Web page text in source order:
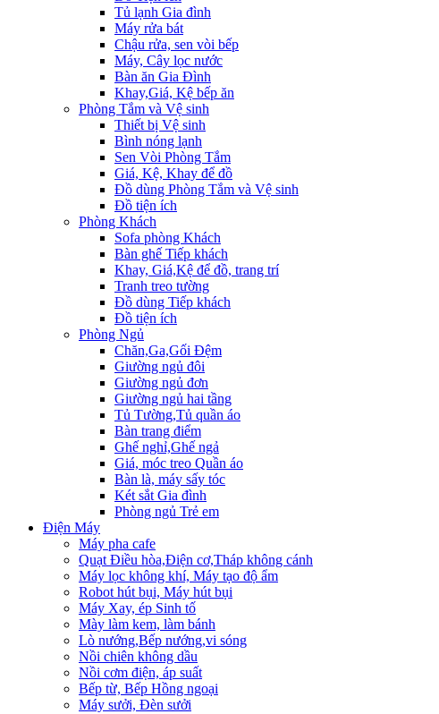
Tủ lạnh Gia đình
Máy rửa bát
Chậu rửa, sen vòi bếp
Máy, Cây lọc nước
Bàn ăn Gia Đình
Khay,Giá, Kệ bếp ăn
Phòng Tắm và Vệ sinh
Thiết bị Vệ sinh
Bình nóng lạnh
Sen Vòi Phòng Tắm
Giá, Kệ, Khay để đồ
Đồ dùng Phòng Tắm và Vệ sinh
Đồ tiện ích
Phòng Khách
Sofa phòng Khách
Bàn ghế Tiếp khách
Khay, Giá,Kệ để đồ, trang trí
Tranh treo tường
Đồ dùng Tiếp khách
Đồ tiện ích
Phòng Ngủ
Chăn,Ga,Gối Đệm
Giường ngủ đôi
Giường ngủ đơn
Giường ngủ hai tầng
Tủ Tường,Tủ quần áo
Bàn trang điểm
Ghế nghỉ,Ghế ngả
Giá, móc treo Quần áo
Bàn là, máy sấy tóc
Két sắt Gia đình
Phòng ngủ Trẻ em
Điện Máy
Máy pha cafe
Quạt Điều hòa,Điện cơ,Tháp không cánh
Máy lọc không khí, Máy tạo độ ẩm
Robot hút bụi, Máy hút bụi
Máy Xay, ép Sinh tố
Mày làm kem, làm bánh
Lò nướng,Bếp nướng,vi sóng
Nồi chiên không dầu
Nồi cơm điện, áp suất
Bếp từ, Bếp Hồng ngoại
Máy sưởi, Đèn sưởi